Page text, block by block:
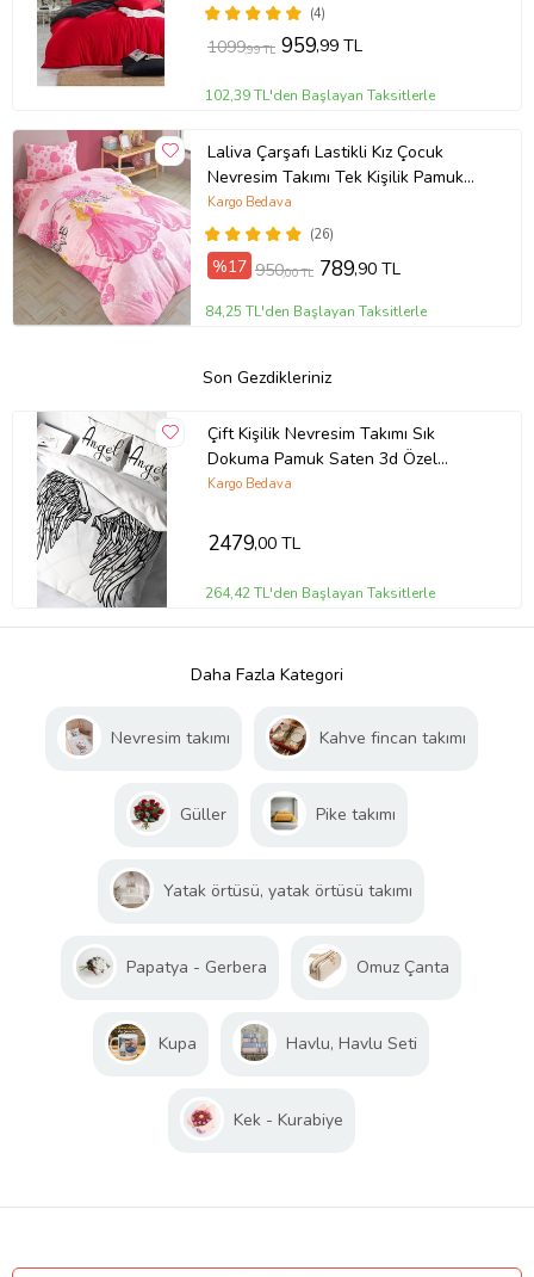
(4)
1099,99 TL 959,99 TL
102,39 TL'den Başlayan Taksitlerle
Laliva Çarşafı Lastikli Kız Çocuk
Nevresim Takımı Tek Kişilik Pamuk
Ranforce
(26)
Kargo Bedava
%17 950,00 TL 789,90 TL
84,25 TL'den Başlayan Taksitlerle
Son Gezdikleriniz
Çift Kişilik Nevresim Takımı Sık
Dokuma Pamuk Saten 3d Özel
Tasarım Angel Wing Modern
Kargo Bedava
2479,00 TL
264,42 TL'den Başlayan Taksitlerle
Daha Fazla Kategori
Nevresim takımı Kahve fincan takımı
Güller Pike takımı
Yatak örtüsü, yatak örtüsü takımı
Papatya - Gerbera Omuz Çanta
Kupa Havlu, Havlu Seti
Kek - Kurabiye